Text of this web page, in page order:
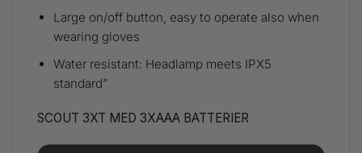
Large on/off button, easy to operate also when
wearing gloves
Water resistant: Headlamp meets IPX5
standard”
SCOUT 3XT MED 3XAAA BATTERIER